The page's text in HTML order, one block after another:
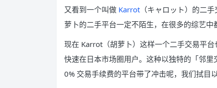
又看到一个叫做 Karrot （キャロット）的二
萝卜的二手平台一定不陌生，在很多的综艺中
现在 Karrot（胡萝卜）这样一个二手交易平
快速在日本市场圈用户。这种以独特的「邻
0% 交易手续费的平台带了冲击呢，我们拭目以